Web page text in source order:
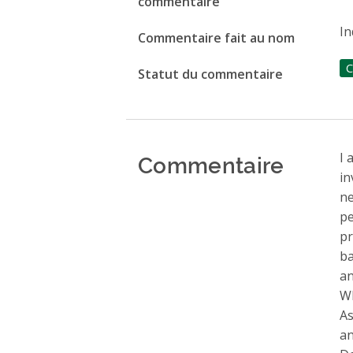
Commentaire fait au nom
Statut du commentaire
Commentaire
I